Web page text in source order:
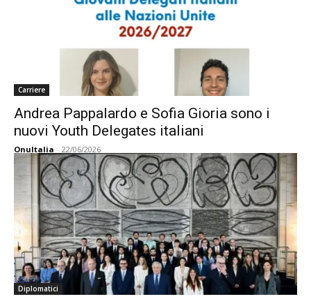
Carriere
Andrea Pappalardo e Sofia Gioria sono i
nuovi Youth Delegates italiani
OnuItalia - 22/06/2026
Diplomatici